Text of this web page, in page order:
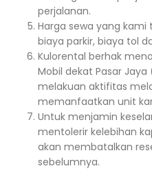
perjalanan.
Harga sewa yang kami
biaya parkir, biaya tol
Kulorental berhak
Mobil dekat Pasar
melakuan aktifitas
memanfaatkan unit
Untuk menjamin
mentolerir kelebihan
akan membatalkan
sebelumnya.